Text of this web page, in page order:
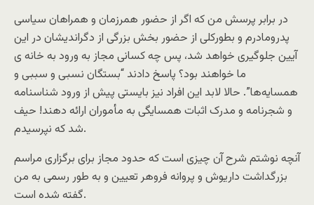
در برابر پرسش من که اگر از حضور همرزمان و همراهان سیاسی
پدرومادرم و بطورکلی از حضور بخش بزرگی از دگراندیشان در این
آیین جلوگیری خواهد شد، پس چه کسانی مجاز به ورود به خانه ی
ما خواهند بود؟ پاسخ دادند “بستگان نسبی و سببی و
همسایه‌ها”. حالا لابد این افراد نیز بایستی پیش از ورود شناسنامه
و شجرنامه و مدرک اثبات همسایگی به مأموران ارائه دهند! حیف
شد که نپرسیدم.
آنچه نوشتم شرح آن چیزی است که حدود مجاز برای برگزاری مراسم
بزرگداشت داریوش و پروانه فروهر تعیین و به طور رسمی به من
گفته شده است.